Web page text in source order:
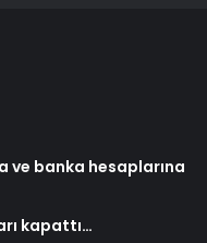
ve banka hesaplarına
kapattı…